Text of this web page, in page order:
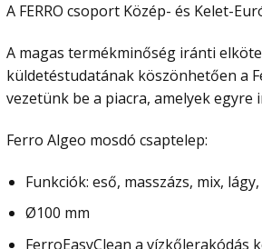
A FERRO csoport Közép- és Kelet-
A magas termékminőség iránti
küldetéstudatának köszönhetően a
vezetünk be a piacra, amelyek
Ferro Algeo mosdó csaptelep:
Funkciók: eső, masszázs, mix,
Ø100 mm
FerroEasyClean a vízkőlerakódás